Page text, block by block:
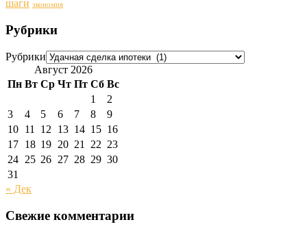
шаги экономия
Рубрики
Рубрики
Август 2026
Пн Вт Ср Чт Пт Сб Вс
1
2
3
4 5 6 7 8
9
10 11 12 13 14 15 16
17 18 19 20 21 22 23
24 25 26 27 28 29 30
31
« Дек
Свежие комментарии